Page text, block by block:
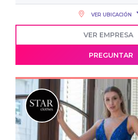
VER UBICACIÓN
VER EMPRESA
PREGUNTAR